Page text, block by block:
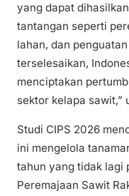
yang dapat
tantangan seperti
lahan, dan
terselesaikan,
menciptakan
sektor kelapa sawit,”
Studi CIPS 2026
ini mengelola
tahun yang tidak lagi
Peremajaan Sawit